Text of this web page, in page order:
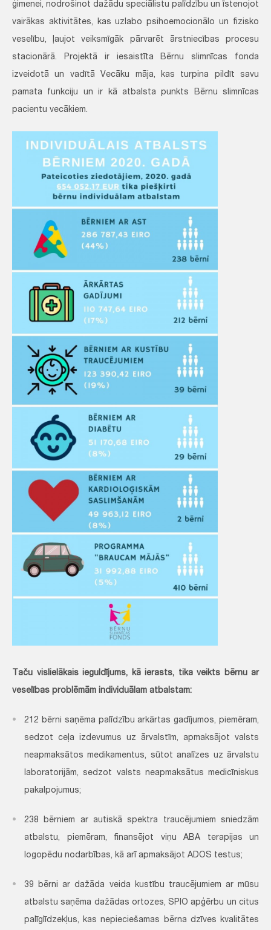
ģimenei, nodrošinot dažādu speciālistu palīdzību un īstenojot
vairākas aktivitātes, kas uzlabo psihoemocionālo un fizisko
veselību, ļaujot veiksmīgāk pārvarēt ārstniecības procesu
stacionārā. Projektā ir iesaistīta Bērnu slimnīcas fonda
izveidotā un vadītā Vecāku māja, kas turpina pildīt savu
pamata funkciju un ir kā atbalsta punkts Bērnu slimnīcas
pacientu vecākiem.
Taču vislielākais ieguldījums, kā ierasts, tika veikts bērnu ar
veselības problēmām individuālam atbalstam:
212 bērni saņēma palīdzību arkārtas gadījumos, piemēram,
sedzot ceļa izdevumus uz ārvalstīm, apmaksājot valsts
neapmaksātos medikamentus, sūtot analīzes uz ārvalstu
laboratorijām, sedzot valsts neapmaksātus medicīniskus
pakalpojumus;
238 bērniem ar autiskā spektra traucējumiem sniedzām
atbalstu, piemēram, finansējot viņu ABA terapijas un
logopēdu nodarbības, kā arī apmaksājot ADOS testus;
39 bērni ar dažāda veida kustību traucējumiem ar mūsu
atbalstu saņēma dažādas ortozes, SPIO apģērbu un citus
palīglīdzekļus, kas nepieciešamas bērna dzīves kvalitātes